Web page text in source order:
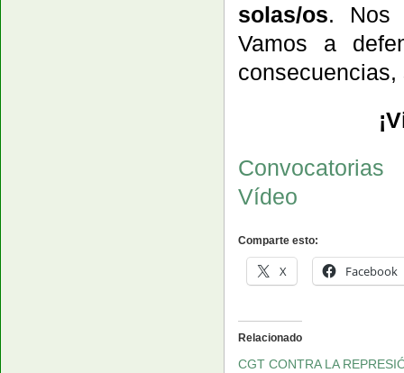
solas/os. Nos
Vamos a
Convocatorias
Vídeo
Comparte esto:
X Facebook
Relacionado
CGT CONTRA LA